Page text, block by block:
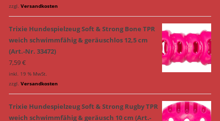
zzgl. Versandkosten
Trixie Hundespielzeug Soft & Strong Bone TPR
weich schwimmfähig & geräuschlos 12,5 cm
(Art.-Nr. 33472)
7,59€
inkl. 19 % MwSt.
zzgl. Versandkosten
Trixie Hundespielzeug Soft & Strong Rugby TPR
weich schwimmfähig & geräusch 10 cm (Art.-